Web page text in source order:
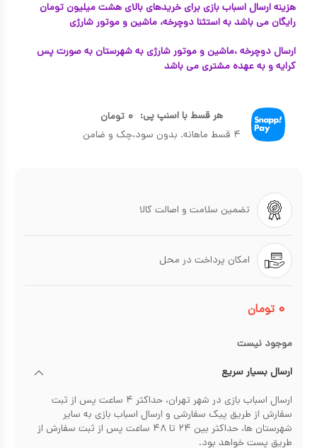
هزینه ارسال اسباب بازی برای خریدهای بالای هشت میلیون تومان
رایگان می باشد به استثنا دوچرخه، ماشین و موتور شارژی
ارسال دوچرخه ،ماشین و موتور شارژی به شهرستان به صورت پس
کرایه و به عهده مشتری می باشد
هر قسط با اسنپ پی: ۰ تومان
۴ قسط ماهانه. بدون سود،چک و ضامن
تضمین سلامت و اصالت کالا
امکان پرداخت در محل
۰ تومان
موجود نیست
ارسال بسیار سریع
ارسال اسباب بازی در شهر تهران، حداکثر ۴ ساعت پس از ثبت
سفارش از طریق پیک سفارشی و ارسال اسباب بازی به سایر
شهرستان ها، حداکثر بین ۲۴ تا ۴۸ ساعت پس از ثبت سفارش از
طریق پست خواهد بود.